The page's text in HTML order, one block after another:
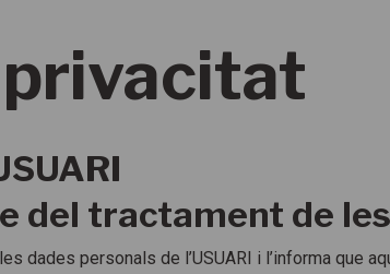
del tractament de
dades personals de l’USUARI i l’informa que